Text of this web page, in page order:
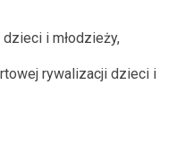
i młodzieży,
rywalizacji dzieci i